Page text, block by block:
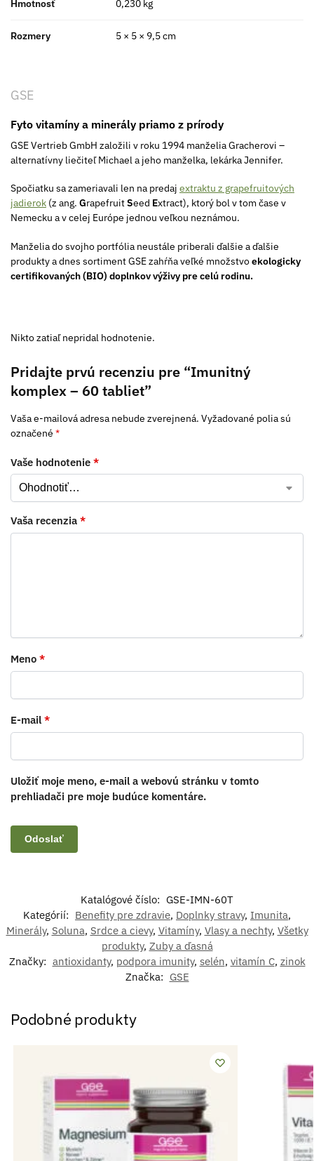
Hmotnosť 0,230 kg
Rozmery 5 × 5 × 9,5 cm
GSE
Fyto vitamíny a minerály priamo z prírody
GSE Vertrieb GmbH založili v roku 1994 manželia Gracherovi –
alternatívny liečiteľ Michael a jeho manželka, lekárka Jennifer.
Spočiatku sa zameriavali len na predaj extraktu z grapefruitových
jadierok (z ang. GrapefruitSeed Extract), ktorý bol v tom čase v
Nemecku a v celej Európe jednou veľkou neznámou.
Manželia do svojho portfólia neustále priberali ďalšie a ďalšie
produkty a dnes sortiment GSE zahŕňa veľké množstvoekologicky
certifikovaných (BIO) doplnkov výživy pre celú rodinu.
Nikto zatiaľ nepridal hodnotenie.
Pridajte prvú recenziu pre “Imunitný
komplex – 60 tabliet”
Vaša e-mailová adresa nebude zverejnená. Vyžadované polia sú
označené *
Vaše hodnotenie *
Vaša recenzia *
Meno *
E-mail *
Uložiť moje meno, e-mail a webovú stránku v tomto
prehliadači pre moje budúce komentáre.
Katalógové číslo: GSE-IMN-60T
Kategórií: Benefity pre zdravie, Doplnky stravy, Imunita,
Minerály, Soluna, Srdce a cievy, Vitamíny, Vlasy a nechty, Všetky
produkty, Zuby a ďasná
Značky: antioxidanty, podpora imunity, selén, vitamín C, zinok
Značka: GSE
Podobné produkty